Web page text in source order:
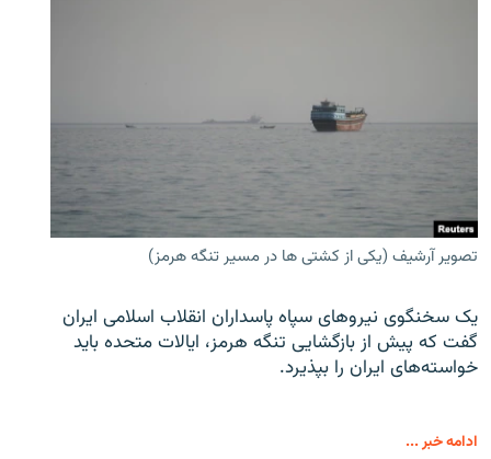
تصویر آرشیف (یکی از کشتی ها در مسیر تنگه هرمز)
یک سخنگوی نیروهای سپاه پاسداران انقلاب اسلامی ایران
گفت که پیش از بازگشایی تنگه هرمز، ایالات متحده باید
خواسته‌های ایران را بپذیرد.
ادامه خبر ...